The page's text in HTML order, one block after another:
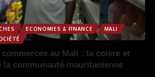
ECONOMIES & FINANCE
MALI
commerces au Mali : la colère et
la communauté mauritanienne